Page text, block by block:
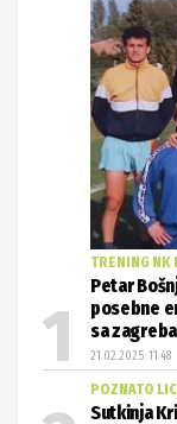
TRENING NK
Petar
posebne
sa
21.02.2025. 11:48
POZNATO
Sutkinja